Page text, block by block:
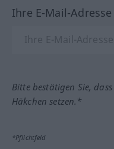
Ihre E-Mail-
Bitte bestätigen Sie,
Häkchen setzen.*
*Pflichtfeld